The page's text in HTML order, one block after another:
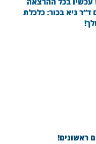
גיא בכור: כלכלת
ראשונים!